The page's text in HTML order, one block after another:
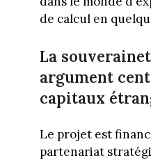
de calcul en
La
argument
capitaux
Le projet est
partenariat